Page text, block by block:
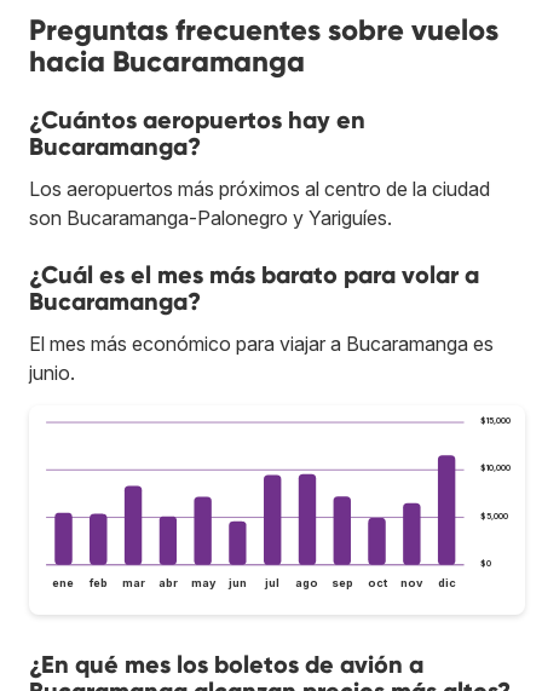
Preguntas frecuentes sobre vuelos
hacia Bucaramanga
¿Cuántos aeropuertos hay en
Bucaramanga?
Los aeropuertos más próximos al centro de la ciudad
son Bucaramanga-Palonegro y Yariguíes.
¿Cuál es el mes más barato para volar a
Bucaramanga?
El mes más económico para viajar a Bucaramanga es
junio.
$0
$5,000
$10,000
$15,000
ene feb mar abr may jun jul ago sep oct nov dic
¿En qué mes los boletos de avión a